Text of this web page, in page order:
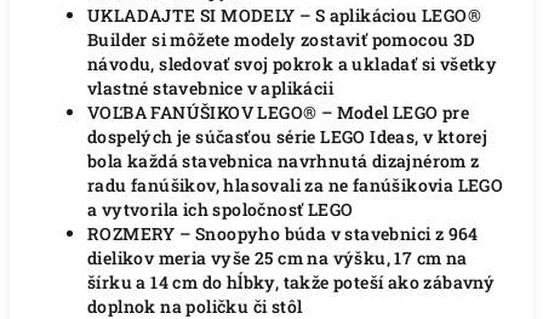
UKLADAJTE SI MODELY – S aplikáciou LEGO®
Builder si môžete modely zostaviť pomocou 3D
návodu, sledovať svoj pokrok a ukladať si všetky
vlastné stavebnice v aplikácii
VOĽBA FANÚŠIKOV LEGO® – Model LEGO pre
dospelých je súčasťou série LEGO Ideas, v ktorej
bola každá stavebnica navrhnutá dizajnérom z
radu fanúšikov, hlasovali za ne fanúšikovia LEGO
a vytvorila ich spoločnosť LEGO
ROZMERY – Snoopyho búda v stavebnici z 964
dielikov meria vyše 25 cm na výšku, 17 cm na
šírku a 14 cm do hĺbky, takže poteší ako zábavný
doplnok na poličku či stôl